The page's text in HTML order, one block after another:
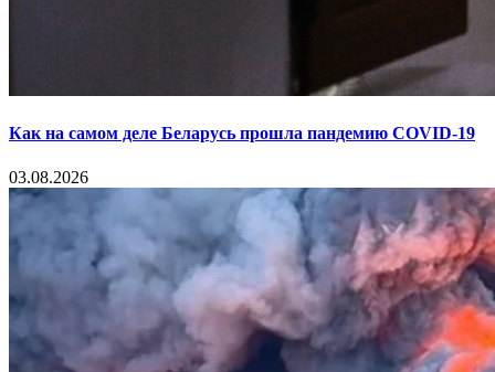
Как на самом деле Беларусь прошла пандемию COVID-19
03.08.2026